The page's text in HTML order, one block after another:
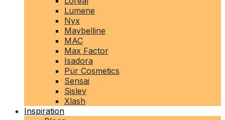
Lumene
Nyx
Maybelline
MAC
Max Factor
Isadora
Pür Cosmetics
Sensai
Sisley
Xlash
Inspiration